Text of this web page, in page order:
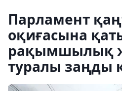
Парламент
оқиғасына
рақымшылық
туралы заңды